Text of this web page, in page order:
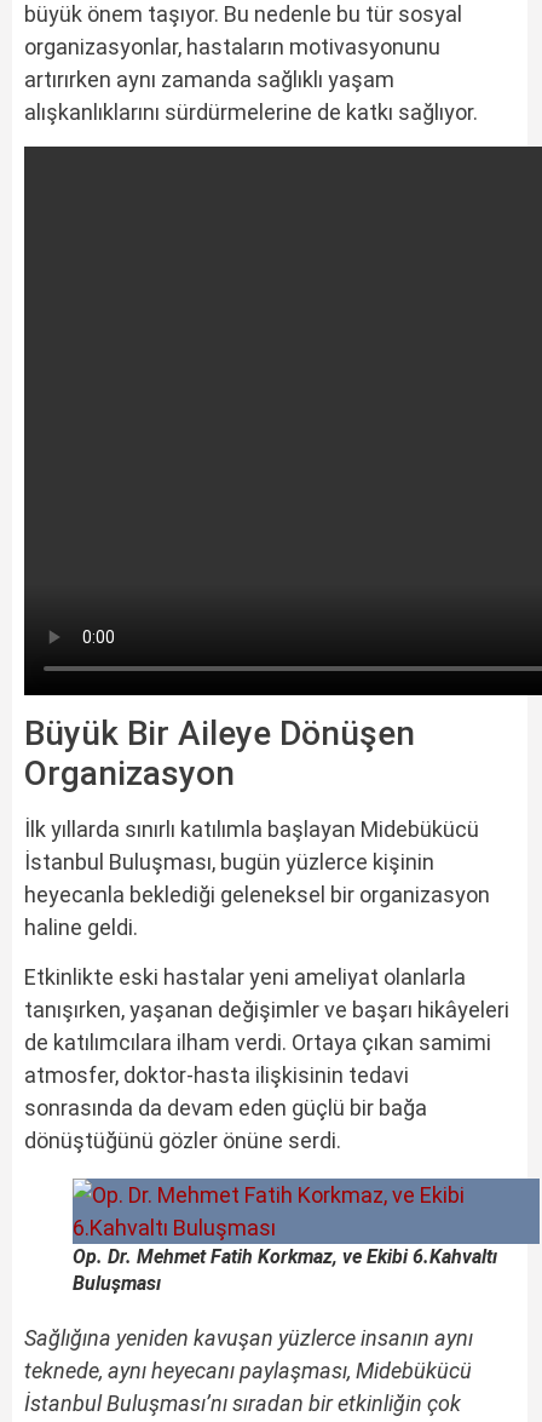
büyük önem taşıyor. Bu nedenle bu tür sosyal
organizasyonlar, hastaların motivasyonunu
artırırken aynı zamanda sağlıklı yaşam
alışkanlıklarını sürdürmelerine de katkı sağlıyor.
Büyük Bir Aileye Dönüşen
Organizasyon
İlk yıllarda sınırlı katılımla başlayan Midebükücü
İstanbul Buluşması, bugün yüzlerce kişinin
heyecanla beklediği geleneksel bir organizasyon
haline geldi.
Etkinlikte eski hastalar yeni ameliyat olanlarla
tanışırken, yaşanan değişimler ve başarı hikâyeleri
de katılımcılara ilham verdi. Ortaya çıkan samimi
atmosfer, doktor-hasta ilişkisinin tedavi
sonrasında da devam eden güçlü bir bağa
dönüştüğünü gözler önüne serdi.
Op. Dr. Mehmet Fatih Korkmaz, ve Ekibi 6.Kahvaltı
Buluşması
Sağlığına yeniden kavuşan yüzlerce insanın aynı
teknede, aynı heyecanı paylaşması, Midebükücü
İstanbul Buluşması’nı sıradan bir etkinliğin çok